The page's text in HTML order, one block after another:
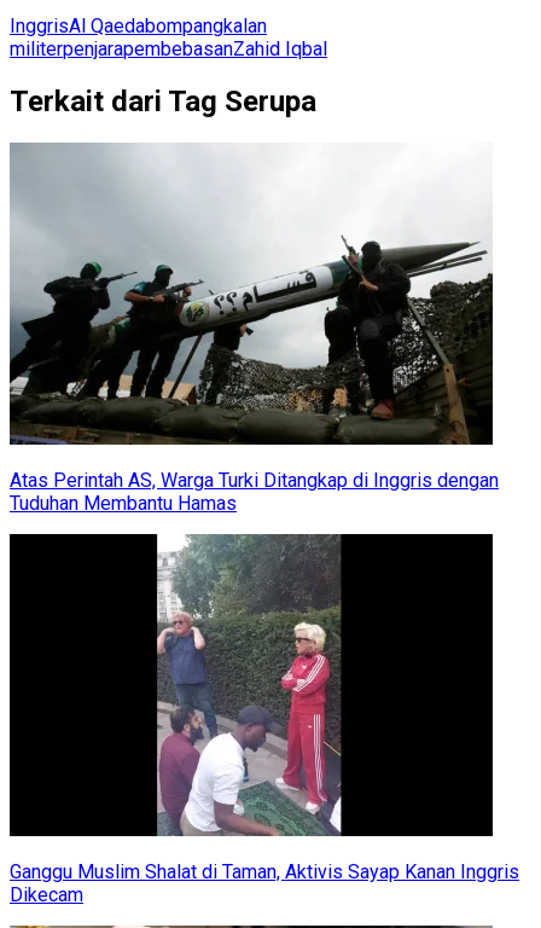
InggrisAl Qaedabompangkalan
militerpenjarapembebasanZahid Iqbal
Terkait dari Tag Serupa
Atas Perintah AS, Warga Turki Ditangkap di Inggris dengan
Tuduhan Membantu Hamas
Ganggu Muslim Shalat di Taman, Aktivis Sayap Kanan Inggris
Dikecam